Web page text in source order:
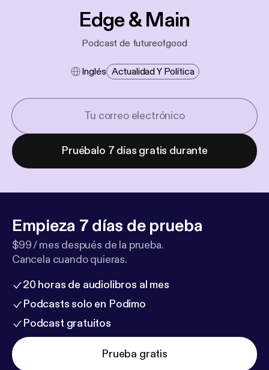
Edge & Main
Podcast de futureofgood
Inglés Actualidad Y Política
Pruébalo 7 días gratis durante
Empieza 7 días de prueba
$99 / mes después de la prueba.
Cancela cuando quieras.
20 horas de audiolibros al mes
Podcasts solo en Podimo
Podcast gratuitos
Prueba gratis